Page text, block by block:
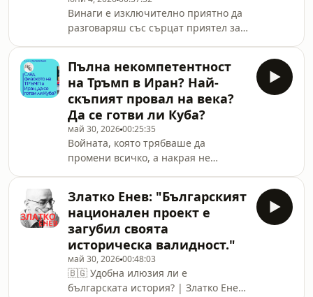
имоти?В този епизод на подкаста
разговаряме с бившия главен
архитект на София, прекарал цели
10 години на горещия стол. Влизаме
в дълбоките и неудобни теми за ар
Винаги е изключително приятно да
разговаряш със сърцат приятел за
калибър, какъвто е:🎙️ Лора
КрумоваДнес: за обективността,
политическите манипулации и
журналистиката отвъд
рейтинга.ПОДКРЕПЕТЕ НИ
ТУК:https://www.youtube.com/channel/
🔥 Новият епизод е ТУК – .....В новия
епизод на „Бюрото на Константин
Вълков“ гост
Пълна некомпетентност
на Тръмп в Иран? Най-
скъпият провал на века?
Да се готви ли Куба?
май 30, 202600:25:35
Войната, която трябваше да
промени всичко, а накрая не
ПОДКРЕПЕТЕ НИ
ТУК:https://www.youtube.com/channel/
🔥 Новият епизод е ТУК – .....В този
епизод на „Бюрото“ Константин
Вълков прави дисекция на
операцията „Епична ярост“ и
последиците от един конфликт без
Златко Енев: "Българският
национален проект е
загубил своята
историческа валидност."
май 30, 202600:48:03
🇧🇬 Удобна илюзия ли е
българската история? | Златко Енев